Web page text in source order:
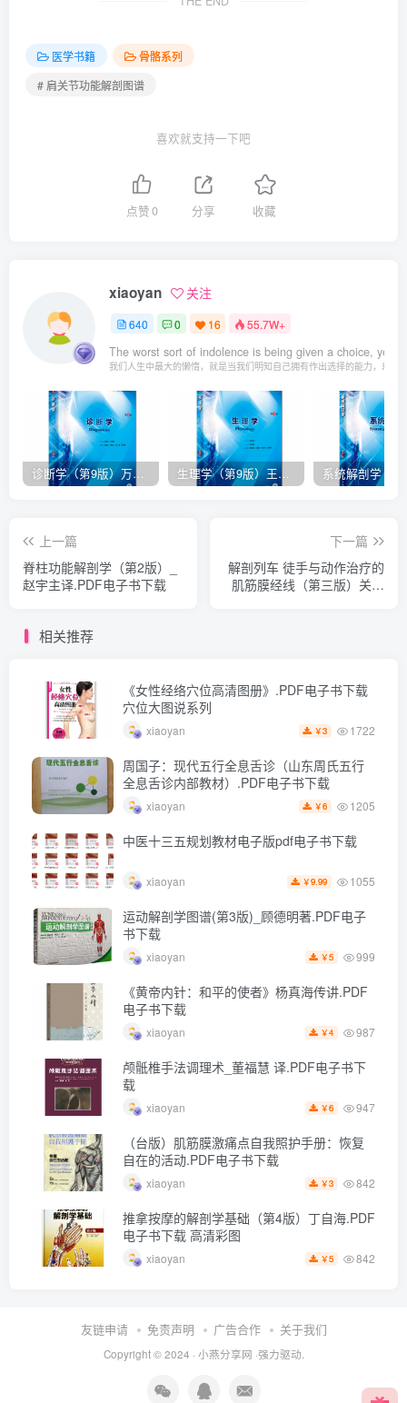
医学书籍
骨骼系列
# 肩关节功能解剖图谱
喜欢就支持一下吧
点赞0 分享 收藏
xiaoyan 关注
640 0 16 55.7W+
The worst sort of indolence is being given a choice, yet
我们人生中最大的懒惰，就是当我们明知自己拥有作出选择的能力，却不
诊断学（第9版）万学红主编_人卫版教材.PDF电子书下载 生理学（第9版）王庭槐主编_人卫版教材.PDF电子书下载
上一篇
脊柱功能解剖学（第2版）_
赵宇主译.PDF电子书下载
下一篇
解剖列车 徒手与动作治疗的
肌筋膜经线（第三版）关玲
相关推荐
《女性经络穴位高清图册》.PDF电子书下载
穴位大图说系列
xiaoyan ￥3 1722
周国子：现代五行全息舌诊（山东周氏五行
全息舌诊内部教材）.PDF电子书下载
xiaoyan ￥6 1205
中医十三五规划教材电子版pdf电子书下载
xiaoyan ￥9.99 1055
运动解剖学图谱(第3版)_顾德明著.PDF电子
书下载
xiaoyan ￥5 999
《黄帝内针：和平的使者》杨真海传讲.PDF
电子书下载
xiaoyan ￥4 987
颅骶椎手法调理术_董福慧 译.PDF电子书下
载
xiaoyan ￥6 947
（台版）肌筋膜激痛点自我照护手册：恢复
自在的活动.PDF电子书下载
xiaoyan ￥3 842
推拿按摩的解剖学基础（第4版）丁自海.PDF
电子书下载 高清彩图
xiaoyan ￥5 842
友链申请 免责声明 广告合作 关于我们
Copyright © 2024 · 小燕分享网 ·强力驱动.